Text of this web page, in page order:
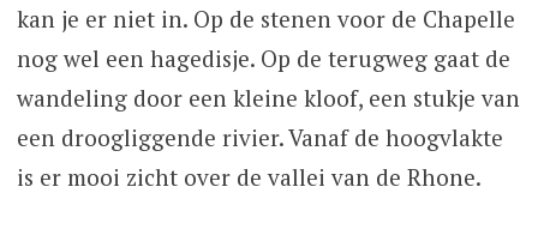
kan je er niet in. Op de stenen voor de Chapelle
nog wel een hagedisje. Op de terugweg gaat de
wandeling door een kleine kloof, een stukje van
een droogliggende rivier. Vanaf de hoogvlakte
is er mooi zicht over de vallei van de Rhone.